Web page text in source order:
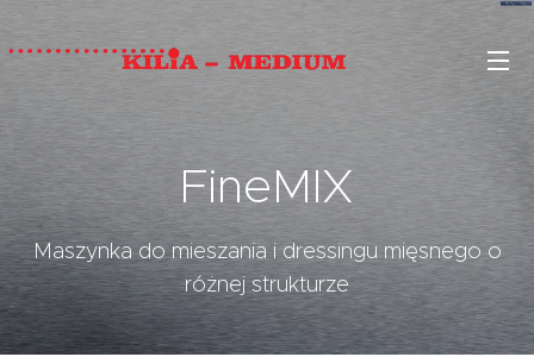
FineMIX
Maszynka do mieszania i dressingu mięsnego o
różnej strukturze